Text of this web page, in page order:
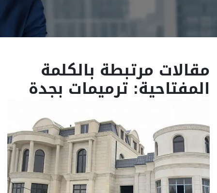
مقالات مرتبطة بالكلمة
المفتاحية: ترميمات بجدة